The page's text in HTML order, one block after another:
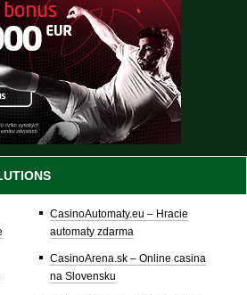
CasinoAutomaty.eu – Hracie
automaty zdarma
CasinoArena.sk – Online casina
na Slovensku